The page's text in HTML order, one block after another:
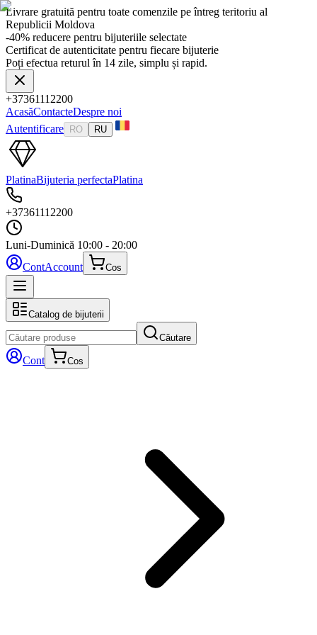
Livrare gratuită pentru toate comenzile pe întreg teritoriu al
Republicii Moldova
-40% reducere pentru bijuteriile selectate
Certificat de autenticitate pentru fiecare bijuterie
Poți efectua returul în 14 zile, simplu și rapid.
+37361112200
AcasăContacteDespre noi
Autentificare
RO RU
PlatinaBijuteria perfectaPlatina
+37361112200
Luni-Duminică 10:00 - 20:00
ContAccount Cos
Catalog de bijuterii
Căutare
Cont Cos